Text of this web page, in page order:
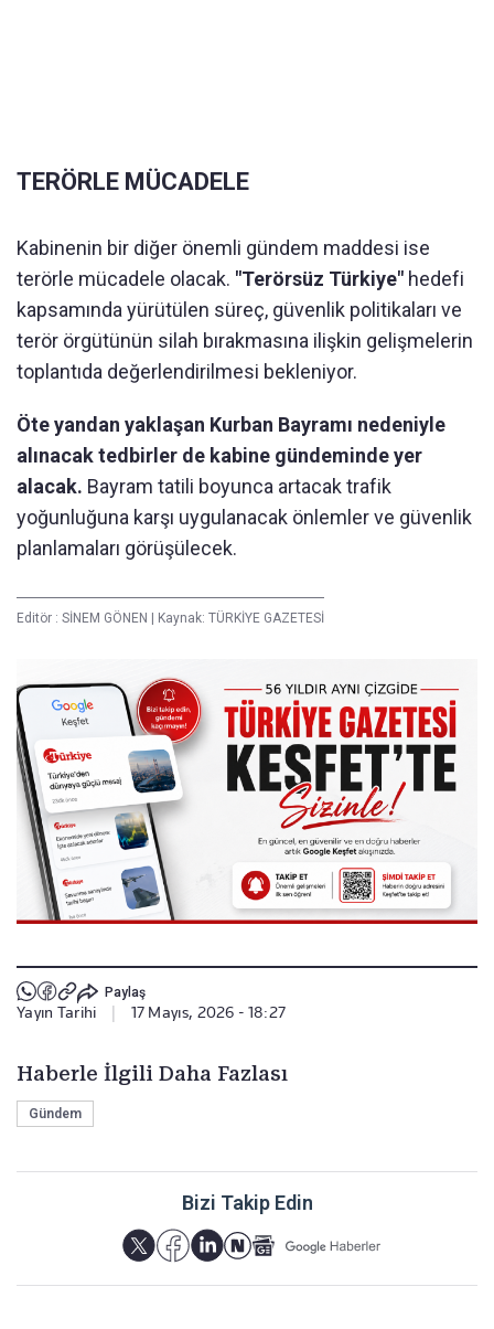
TERÖRLE MÜCADELE
Kabinenin bir diğer önemli gündem maddesi ise
terörle mücadele olacak. "Terörsüz Türkiye" hedefi
kapsamında yürütülen süreç, güvenlik politikaları ve
terör örgütünün silah bırakmasına ilişkin gelişmelerin
toplantıda değerlendirilmesi bekleniyor.
Öte yandan yaklaşan Kurban Bayramı nedeniyle
alınacak tedbirler de kabine gündeminde yer
alacak. Bayram tatili boyunca artacak trafik
yoğunluğuna karşı uygulanacak önlemler ve güvenlik
planlamaları görüşülecek.
Editör : SİNEM GÖNEN Kaynak: TÜRKİYE GAZETESİ
Paylaş
Yayın Tarihi 17 Mayıs, 2026 - 18:27
Haberle İlgili Daha Fazlası
Gündem
Bizi Takip Edin